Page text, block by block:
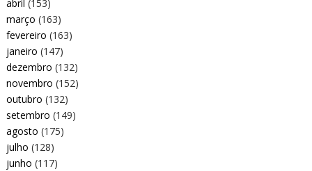
abril (153)
março (163)
fevereiro (163)
janeiro (147)
dezembro (132)
novembro (152)
outubro (132)
setembro (149)
agosto (175)
julho (128)
junho (117)